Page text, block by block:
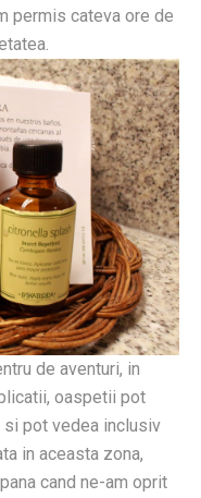
permis cateva ore de
de aventuri, in
oaspetii pot
pot vedea inclusiv
in aceasta zona,
cand ne-am oprit